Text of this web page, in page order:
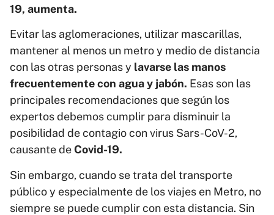
19, aumenta.
Evitar las aglomeraciones, utilizar mascarillas,
mantener al menos un metro y medio de distancia
con las otras personas y lavarse las manos
frecuentemente con agua y jabón. Esas son las
principales recomendaciones que según los
expertos debemos cumplir para disminuir la
posibilidad de contagio con virus Sars-CoV-2,
causante deCovid-19.
Sin embargo, cuando se trata del transporte
público y especialmente de los viajes en Metro, no
siempre se puede cumplir con esta distancia. Sin